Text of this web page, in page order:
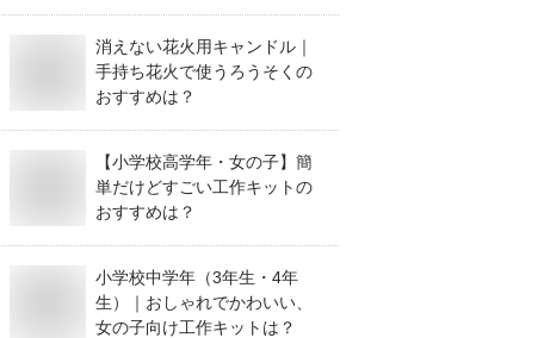
消えない花火用キャンドル｜
手持ち花火で使うろうそくの
おすすめは？
【小学校高学年・女の子】簡
単だけどすごい工作キットの
おすすめは？
小学校中学年（3年生・4年
生）｜おしゃれでかわいい、
女の子向け工作キットは？